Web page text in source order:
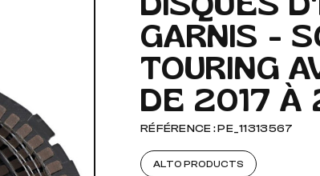
ACCESSOIRES DIVERS
PAREBRISES ET CARENAGES
AUDIO, VIDÉO ET FIXATIONS
BOUGIES D'ALLUMAGE
BATTERIES
OUTILLAGE
VISSERIE
GARNIS -
TOURING
DE 2017 À
RÉFÉRENCE : PE_11313567
ALTO PRODUCTS